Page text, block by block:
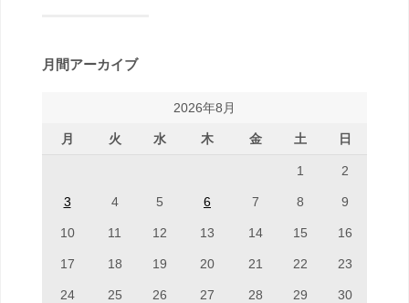
月間アーカイブ
2026年8月
月 火 水 木 金 土 日
1 2
3 4 5 6 7 8 9
10 11 12 13 14 15 16
17 18 19 20 21 22 23
24 25 26 27 28 29 30